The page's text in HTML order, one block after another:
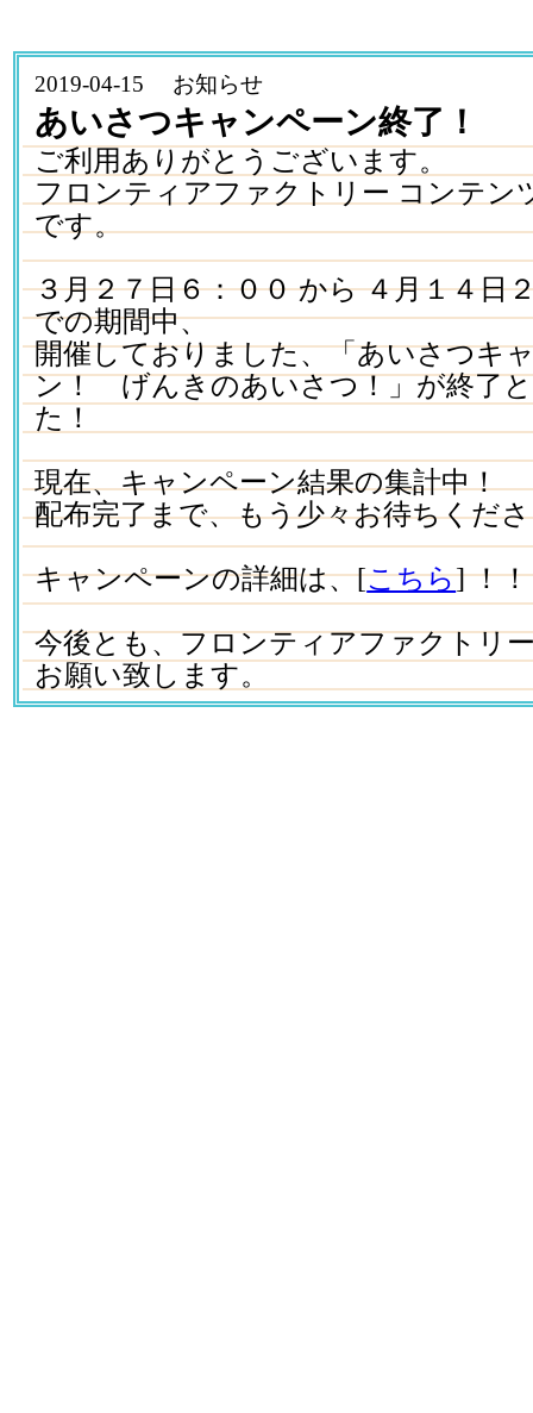
2019-04-15 お知らせ
あいさつキャンペーン終了！
ご利用ありがとうございます。
フロンティアファクトリー コンテン
です。
３月２７日６：００ から ４月１４日
での期間中、
開催しておりました、「あいさつキ
ン！ げんきのあいさつ！」が終了
た！
現在、キャンペーン結果の集計中！
配布完了まで、もう少々お待ちくだ
キャンペーンの詳細は、[こちら] ！！
今後とも、フロンティアファクトリ
お願い致します。